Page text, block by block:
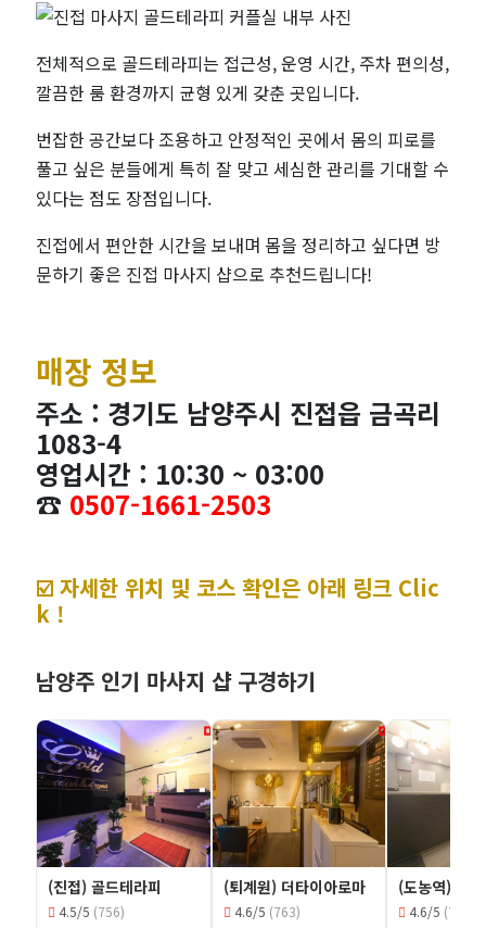
전체적으로 골드테라피는 접근성, 운영 시간, 주차 편의성,
깔끔한 룸 환경까지 균형 있게 갖춘 곳입니다.
번잡한 공간보다 조용하고 안정적인 곳에서 몸의 피로를
풀고 싶은 분들에게 특히 잘 맞고 세심한 관리를 기대할 수
있다는 점도 장점입니다.
진접에서 편안한 시간을 보내며 몸을 정리하고 싶다면 방
문하기 좋은 진접 마사지 샵으로 추천드립니다!
매장 정보
주소 : 경기도 남양주시 진접읍 금곡리
1083-4
영업시간 : 10:30 ~ 03:00
☎️ 0507-1661-2503
☑️ 자세한 위치 및 코스 확인은 아래 링크 Clic
k !
남양주 인기 마사지 샵 구경하기
(진접) 골드테라피
4.5/5 (756)
(퇴계원) 더타이아로마
4.6/5 (763)
(도농역) 제
4.6/5 (772)